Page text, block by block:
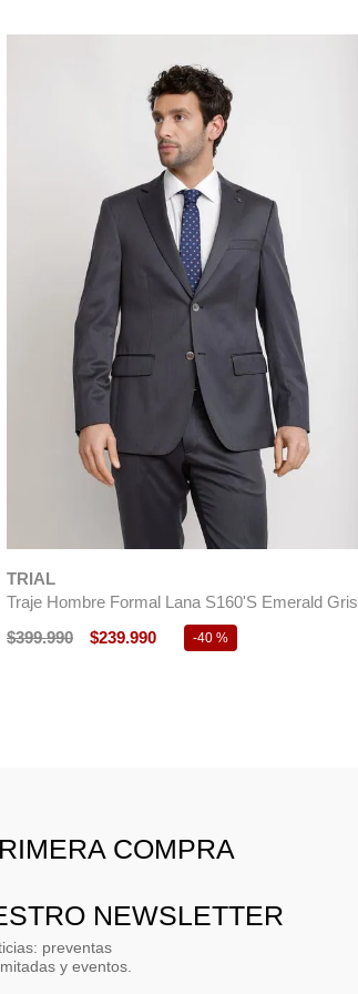
TRIAL
Traje Hombre Formal Lana S160'S Emerald Gris
$399.990 $239.990 -40 %
COMPRA
NEWSLETTER
preventas
y eventos.